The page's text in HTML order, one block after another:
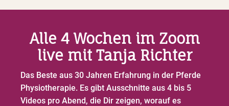
Alle 4 Wochen im Zoom
live mit Tanja Richter
Das Beste aus 30 Jahren Erfahrung in der Pferde
Physiotherapie. Es gibt Ausschnitte aus 4 bis 5
Videos pro Abend, die Dir zeigen, worauf es